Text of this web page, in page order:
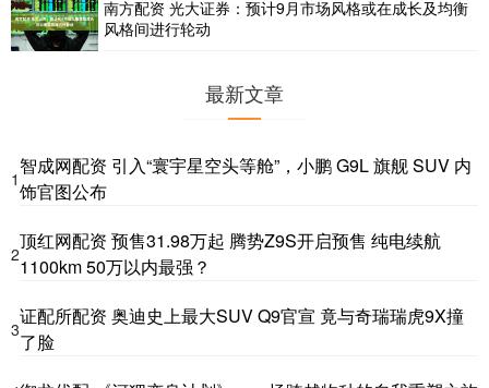
南方配资 光大证券：预计9月市场风格或在成长及均衡
风格间进行轮动
最新文章
1
智成网配资 引入“寰宇星空头等舱”，小鹏 G9L 旗舰 SUV 内
饰官图公布
2
顶红网配资 预售31.98万起 腾势Z9S开启预售 纯电续航
1100km 50万以内最强？
3
证配所配资 奥迪史上最大SUV Q9官宣 竟与奇瑞瑞虎9X撞
了脸